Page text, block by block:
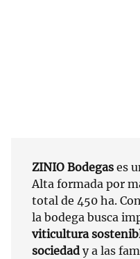
ZINIO Bodegas es
Alta formada por
total de 450 ha.
la bodega busca
viticultura
sociedad y a las